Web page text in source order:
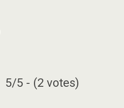
5/5 - (2 votes)